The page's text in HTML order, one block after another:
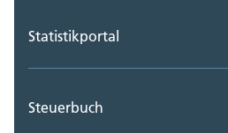
Statistikportal
Steuerbuch